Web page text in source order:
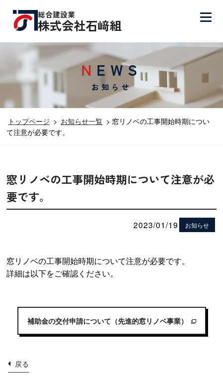
総合建設業
株式会社石﨑組
NEWS
お知らせ
トップページ > お知らせ一覧 > 窓リノベの工事開始時期につい
て注意が必要です。
窓リノベの工事開始時期について注意が必
要です。
2023/01/19 お知らせ
窓リノベの工事開始時期について注意が必要です。
詳細は以下をご確認ください。
補助金の交付申請について（先進的窓リノベ事業）
戻る